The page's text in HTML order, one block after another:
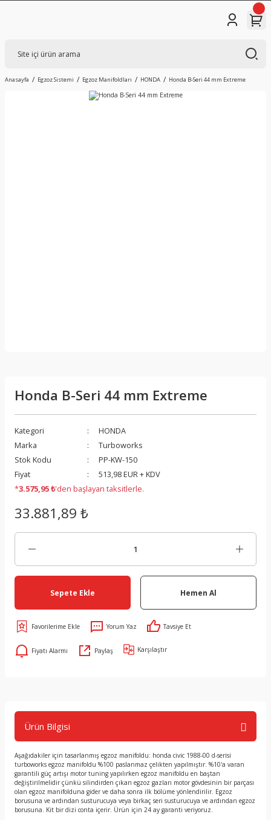
Anasayfa Egzoz Sistemi Egzoz Manifoldları HONDA Honda B-Seri 44 mm Extreme
Honda B-Seri 44 mm Extreme
Kategori
HONDA
Marka
Turboworks
Stok Kodu
PP-KW-150
Fiyat
513,98 EUR + KDV
*3.575,95 ₺'den başlayan taksitlerle.
33.881,89 ₺
Sepete Ekle Hemen Al
Yorum Yaz Tavsiye Et
Fiyatı Alarmı Paylaş Karşılaştır
Ürün Bilgisi
Aşağıdakiler için tasarlanmış egzoz manifoldu: honda civic 1988-00 d-serisi
turboworks egzoz manifoldu %100 paslanmaz çelikten yapılmıştır. %10'a varan
garantili güç artışı motor tuning yapılırken egzoz manifoldu en baştan
değiştirilmelidir çünkü silindirden çıkan egzoz gazları motor gövdesinin bir parçası
olan egzoz manifolduna gider ve daha sonra ilk bölüme yönlendirilir. Egzoz
borusuna ve ardından susturucuya veya birkaç seri susturucuya ve ardından egzoz
borusuna. Kit bir dizi conta içerir. Ürün için 24 ay garanti veriyoruz.